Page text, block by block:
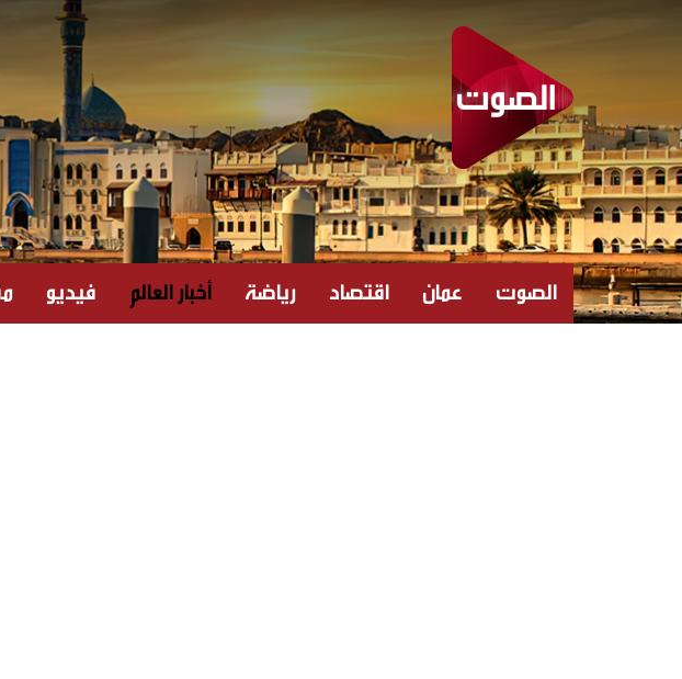
الصوت عمان اقتصاد رياضة أخبار العالم فيديو